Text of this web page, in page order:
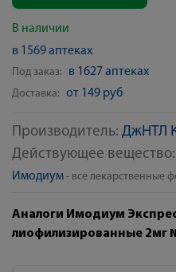
Производитель: ДжНТЛ
Действующее вещество:
Имодиум - все лекарственные
В наличии
в 1569 аптеках
Под заказ: в 1627 аптеках
Доставка: от 149 руб
Аналоги Имодиум
лиофилизированные 2мг